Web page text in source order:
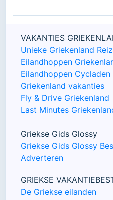
VAKANTIES
Unieke Griekenland
Eilandhoppen
Eilandhoppen Cycladen
Griekenland vakanties
Fly & Drive Griekenland
Last Minutes
Griekse Gids Glossy
Griekse Gids Glossy
Adverteren
GRIEKSE
De Griekse eilanden